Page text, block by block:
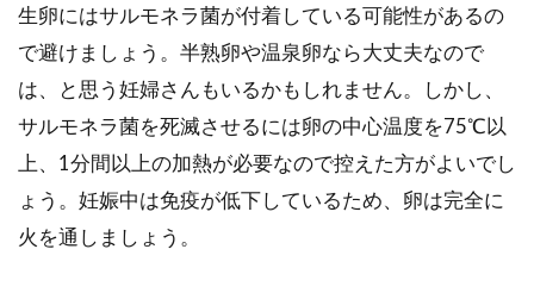
生卵にはサルモネラ菌が付着している可能性があるの
で避けましょう。半熟卵や温泉卵なら大丈夫なので
は、と思う妊婦さんもいるかもしれません。しかし、
サルモネラ菌を死滅させるには卵の中心温度を75℃以
上、1分間以上の加熱が必要なので控えた方がよいでし
ょう。妊娠中は免疫が低下しているため、卵は完全に
火を通しましょう。